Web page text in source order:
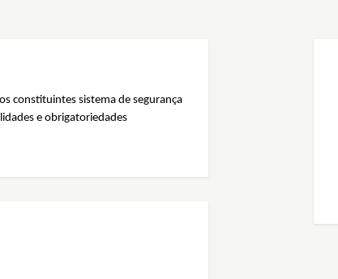
constituintes sistema de segurança
e obrigatoriedades